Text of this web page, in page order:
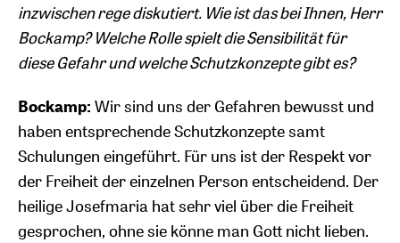
inzwischen rege diskutiert. Wie ist das bei Ihnen, Herr
Bockamp? Welche Rolle spielt die Sensibilität für
diese Gefahr und welche Schutzkonzepte gibt es?
Bockamp: Wir sind uns der Gefahren bewusst und
haben entsprechende Schutzkonzepte samt
Schulungen eingeführt. Für uns ist der Respekt vor
der Freiheit der einzelnen Person entscheidend. Der
heilige Josefmaria hat sehr viel über die Freiheit
gesprochen, ohne sie könne man Gott nicht lieben.